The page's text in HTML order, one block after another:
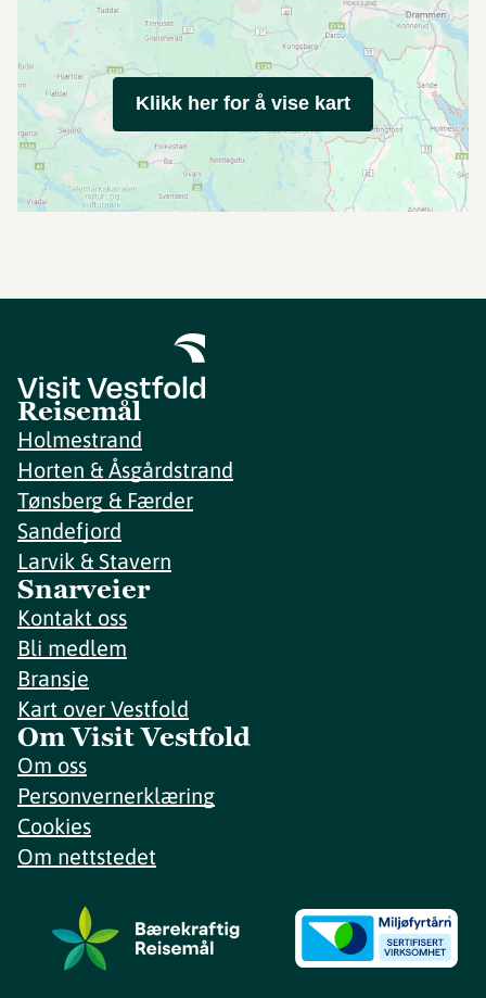
Klikk her for å vise kart
Reisemål
Holmestrand
Horten & Åsgårdstrand
Tønsberg & Færder
Sandefjord
Larvik & Stavern
Snarveier
Kontakt oss
Bli medlem
Bransje
Kart over Vestfold
Om Visit Vestfold
Om oss
Personvernerklæring
Cookies
Om nettstedet